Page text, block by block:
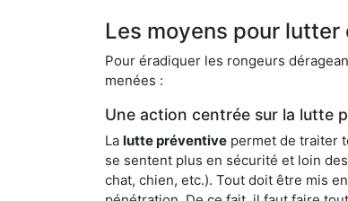
Les moyens pour
Pour éradiquer les rongeurs
menées :
Une action centrée sur la lutte
La lutte préventive permet de traiter
se sentent plus en sécurité et loin
chat, chien, etc.). Tout doit être mis